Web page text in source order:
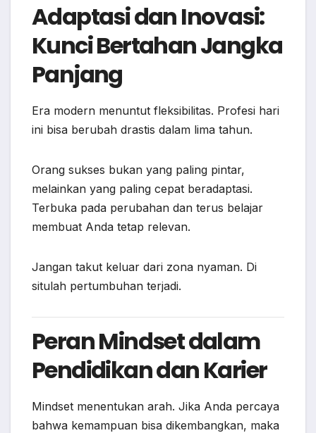
Adaptasi dan Inovasi:
Kunci Bertahan Jangka
Panjang
Era modern menuntut fleksibilitas. Profesi hari
ini bisa berubah drastis dalam lima tahun.
Orang sukses bukan yang paling pintar,
melainkan yang paling cepat beradaptasi.
Terbuka pada perubahan dan terus belajar
membuat Anda tetap relevan.
Jangan takut keluar dari zona nyaman. Di
situlah pertumbuhan terjadi.
Peran Mindset dalam
Pendidikan dan Karier
Mindset menentukan arah. Jika Anda percaya
bahwa kemampuan bisa dikembangkan, maka